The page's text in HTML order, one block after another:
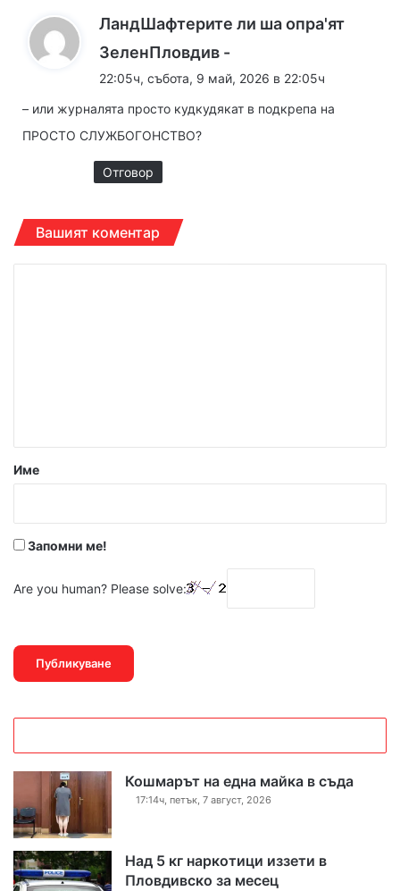
ЛандШафтерите ли ша опра'ят
ЗеленПловдив -
а
а
22:05ч, събота, 9 май, 2026 в 22:05ч
– или журналята просто кудкудякат в подкрепа на
ПРОСТО СЛУЖБОГОНСТВО?
Отговор
Вашият коментар
р
Име
Запомни ме!
Are you human? Please solve:
Кошмарът на една майка в съда
17:14ч, петък, 7 август, 2026
Над 5 кг наркотици иззети в
Пловдивско за месец